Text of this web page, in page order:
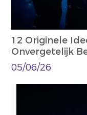
12 Originele
Onvergetelijk
05/06/26